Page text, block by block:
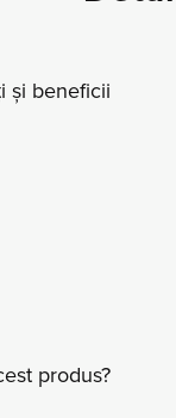
și beneficii
produs?